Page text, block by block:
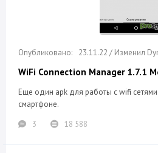
23.11.22 / Изменил
WiFi Connection Manager 1.7.1
Еще один apk для работы с wifi
смартфоне.
3
18 588